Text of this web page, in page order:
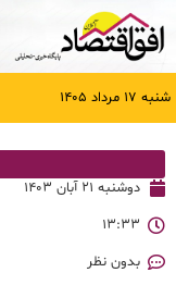
شنبه ۱۷ مرداد ۱۴۰۵
دوشنبه ۲۱ آبان ۱۴۰۳
۱۳:۳۳
بدون نظر